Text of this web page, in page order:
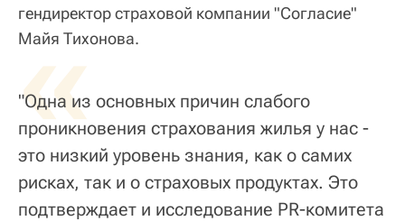
гендиректор страховой компании "Согласие"
Майя Тихонова.
«
"Одна из основных причин слабого
проникновения страхования жилья у нас -
это низкий уровень знания, как о самих
рисках, так и о страховых продуктах. Это
подтверждает и исследование PR-комитета